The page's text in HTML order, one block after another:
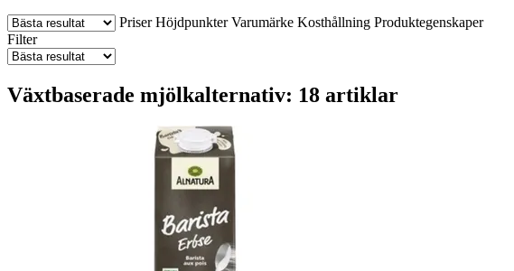
Priser Höjdpunkter Varumärke Kosthållning Produktegenskaper
Filter
Växtbaserade mjölkalternativ: 18 artiklar